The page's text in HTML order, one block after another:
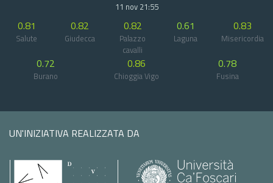
11 nov 21:55
0.81
Salute
0.82
Giudecca
0.82
Palazzo
cavalli
0.61
Laguna
0.83
Misericordia
0.72
Burano
0.86
Chioggia Vigo
0.78
Fusina
UN'INIZIATIVA REALIZZATA DA